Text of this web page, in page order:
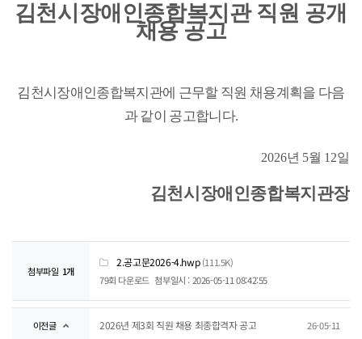
김천시장애인종합복지관 직원 공개
채용 공고
김천시장애인종합복지관에 근무할 직원 채용계획을 다음
과 같이 공고합니다.
2026년 5월 12일
김천시장애인종합복지관장
첨부파일 1개
2.공고문2026-4.hwp(111.5K)
79회 다운로드 첨부일시 : 2026-05-11 08:42:55
이전글 2026년 제3회 직원 채용 최종합격자 공고 26-05-11